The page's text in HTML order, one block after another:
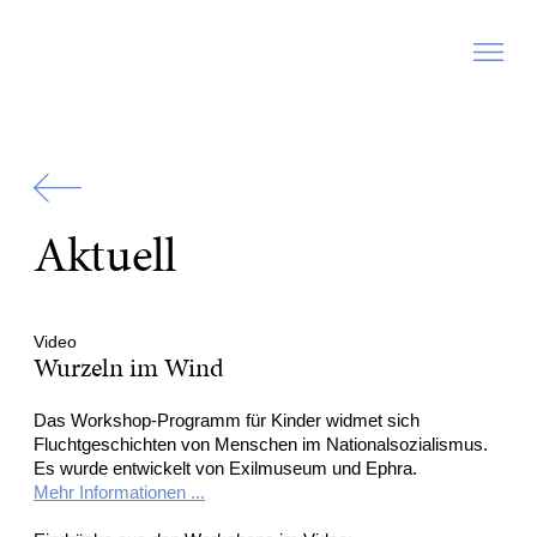
Aktuell
Video
Wurzeln im Wind
Das Workshop-Programm für Kinder widmet sich
Fluchtgeschichten von Menschen im Nationalsozialismus.
Es wurde entwickelt von Exilmuseum und Ephra.
Mehr Informationen ...